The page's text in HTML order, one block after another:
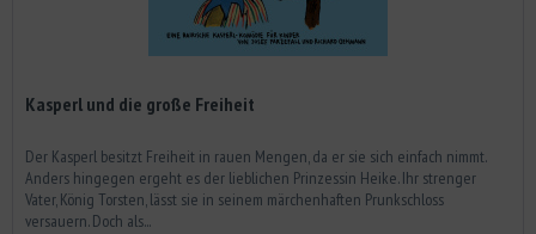
Kasperl und die große Freiheit
Der Kasperl besitzt Freiheit in rauen Mengen, da er sie sich einfach nimmt.
Anders hingegen ergeht es der lieblichen Prinzessin Heike. Ihr strenger
Vater, König Torsten, lässt sie in seinem märchenhaften Prunkschloss
versauern. Doch als...